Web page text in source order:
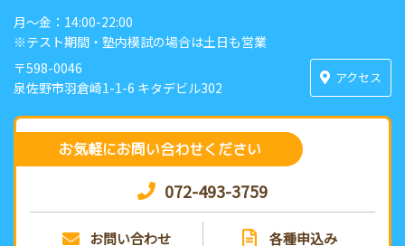
月〜金：14:00-22:00
※テスト期間・塾内模試の場合は土日も営業
〒598-0046
泉佐野市羽倉崎1-1-6 キタデビル302
アクセス
お気軽にお問い合わせください
072-493-3759
お問い合わせ 各種申込み